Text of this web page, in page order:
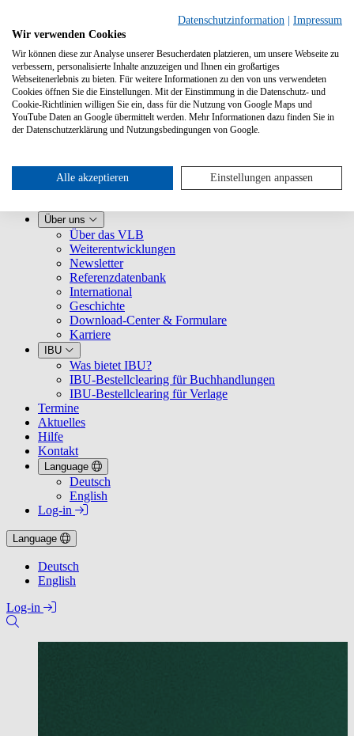
Leistungen
VLB kennenlernen
Für Selfpublisher
Für Dienstleister
Über uns
Über das VLB
Weiterentwicklungen
Newsletter
Referenzdatenbank
International
Geschichte
Download-Center & Formulare
Karriere
IBU
Was bietet IBU?
IBU-Bestellclearing für Buchhandlungen
IBU-Bestellclearing für Verlage
Termine
Aktuelles
Hilfe
Kontakt
Language
Deutsch
English
Log-in
Language
Deutsch
English
Log-in
Datenschutzinformation
Impressum
Wir verwenden Cookies
Wir können diese zur Analyse unserer Besucherdaten platzieren, um unsere Webseite zu
verbessern, personalisierte Inhalte anzuzeigen und Ihnen ein großartiges
Webseitenerlebnis zu bieten. Für weitere Informationen zu den von uns verwendeten
Cookies öffnen Sie die Einstellungen. Mit der Einstimmung in die Datenschutz- und
Cookie-Richtlinien willigen Sie ein, dass für die Nutzung von Google Maps und
YouTube Daten an Google übermittelt werden. Mehr Informationen dazu finden Sie in
der Datenschutzerklärung und Nutzungsbedingungen von Google.
Alle akzeptieren Einstellungen anpassen